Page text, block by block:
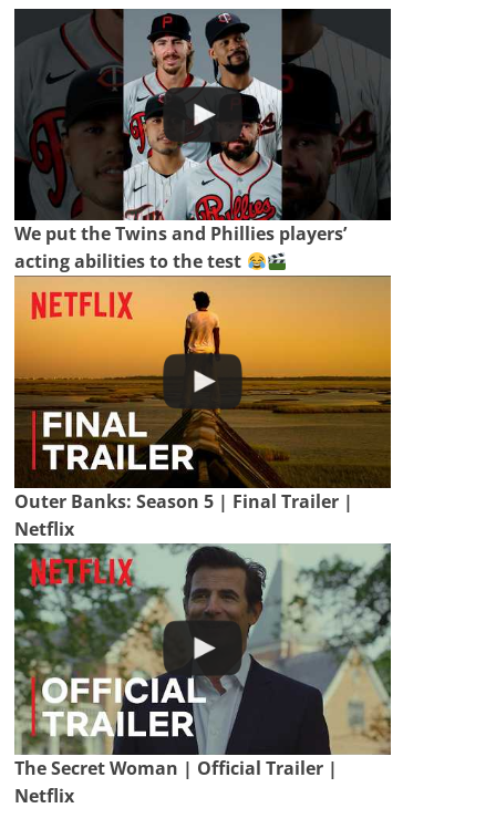
We put the Twins and Phillies players’
acting abilities to the test
Outer Banks: Season 5 | Final Trailer |
Netflix
The Secret Woman | Official Trailer |
Netflix